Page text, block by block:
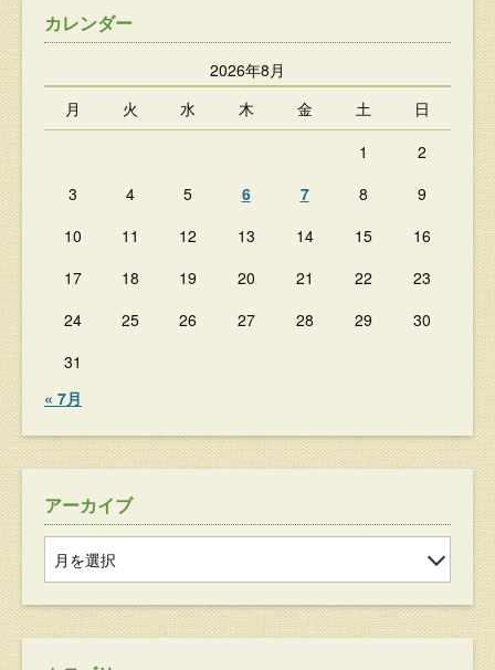
カレンダー
2026年8月
月
火 水 木 金 土
日
1
2
3
4 5 6 7 8
9
10
11 12 13 14 15
16
17
18 19 20 21 22
23
24
25 26 27 28 29
30
31
« 7月
アーカイブ